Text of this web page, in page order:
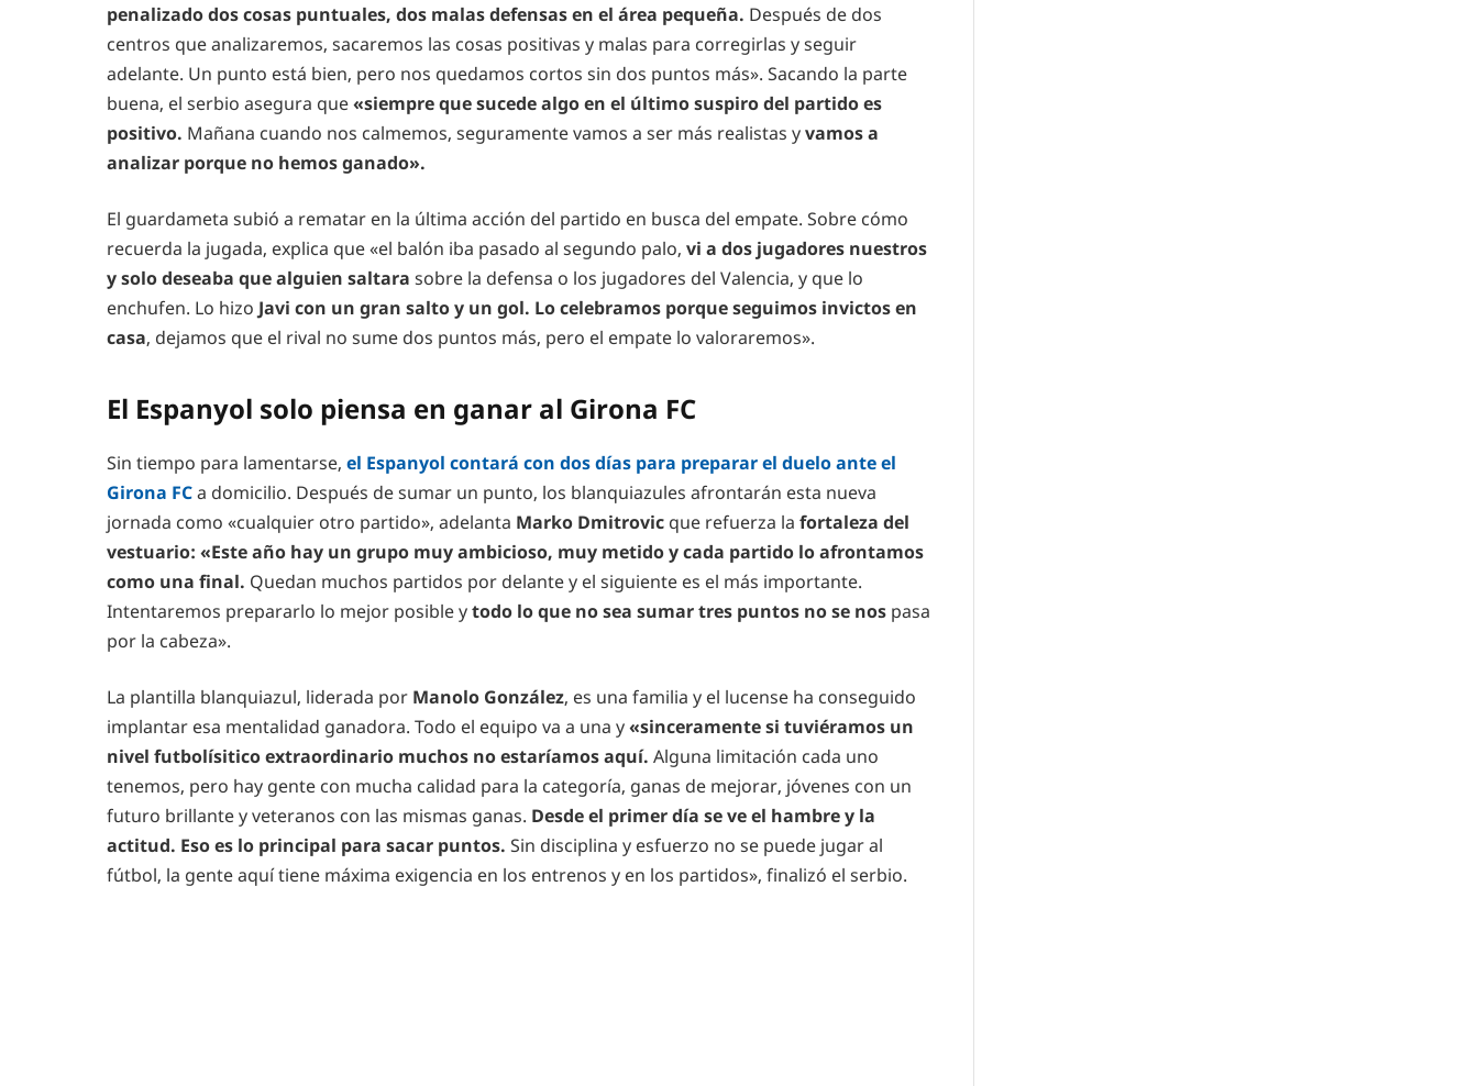
penalizado dos cosas puntuales, dos malas defensas en el área pequeña. Después de dos
centros que analizaremos, sacaremos las cosas positivas y malas para corregirlas y seguir
adelante. Un punto está bien, pero nos quedamos cortos sin dos puntos más». Sacando la parte
buena, el serbio asegura que«siempre que sucede algo en el último suspiro del partido es
positivo. Mañana cuando nos calmemos, seguramente vamos a ser más realistas yvamos a
analizar porque no hemos ganado».
El guardameta subió a rematar en la última acción del partido en busca del empate. Sobre cómo
recuerda la jugada, explica que «el balón iba pasado al segundo palo, vi a dos jugadores nuestros
y solo deseaba que alguien saltara sobre la defensa o los jugadores del Valencia, y que lo
enchufen. Lo hizo Javi con un gran salto y un gol. Lo celebramos porque seguimos invictos en
casa, dejamos que el rival no sume dos puntos más, pero el empate lo valoraremos».
El Espanyol solo piensa en ganar al Girona FC
Sin tiempo para lamentarse, el Espanyol contará con dos días para preparar el duelo ante el
Girona FCa domicilio. Después de sumar un punto, los blanquiazules afrontarán esta nueva
jornada como «cualquier otro partido», adelanta Marko Dmitrovic que refuerza la fortaleza del
vestuario: «Este año hay un grupo muy ambicioso, muy metido y cada partido lo afrontamos
como una final. Quedan muchos partidos por delante y el siguiente es el más importante.
Intentaremos prepararlo lo mejor posible ytodo lo que no sea sumar tres puntos no se nos pasa
por la cabeza».
La plantilla blanquiazul, liderada por Manolo González, es una familia y el lucense ha conseguido
implantar esa mentalidad ganadora. Todo el equipo va a una y«sinceramente si tuviéramos un
nivel futbolísitico extraordinario muchos no estaríamos aquí. Alguna limitación cada uno
tenemos, pero hay gente con mucha calidad para la categoría, ganas de mejorar, jóvenes con un
futuro brillante y veteranos con las mismas ganas. Desde el primer día se ve el hambre y la
actitud. Eso es lo principal para sacar puntos. Sin disciplina y esfuerzo no se puede jugar al
fútbol, la gente aquí tiene máxima exigencia en los entrenos y en los partidos», finalizó el serbio.